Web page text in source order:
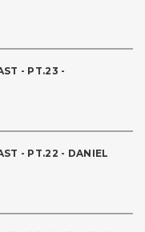
- PT.23 -
- PT.22 - DANIEL